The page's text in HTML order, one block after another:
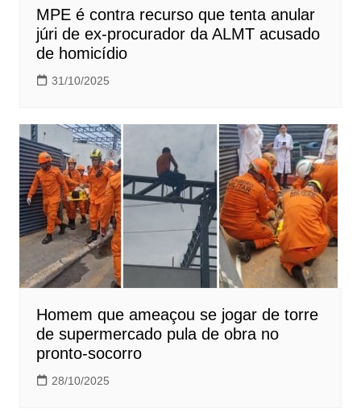
MPE é contra recurso que tenta anular
júri de ex-procurador da ALMT acusado
de homicídio
31/10/2025
Homem que ameaçou se jogar de torre
de supermercado pula de obra no
pronto-socorro
28/10/2025